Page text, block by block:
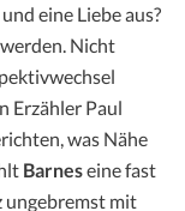
eine Liebe aus?
Nicht
Erzähler Paul
was Nähe
Barneseine fast
ungebremst mit